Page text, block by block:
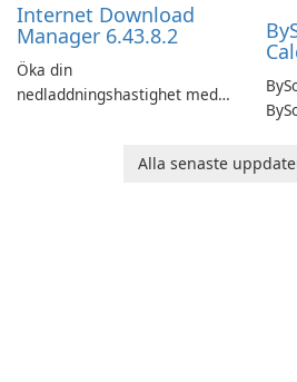
Internet Download
Manager 6.43.8.2
Öka din
nedladdningshastighet med
Alla senaste